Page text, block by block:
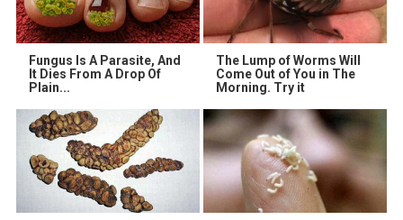
Fungus Is A Parasite, And
It Dies From A Drop Of
Plain...
The Lump of Worms Will
Come Out of You in The
Morning. Try it